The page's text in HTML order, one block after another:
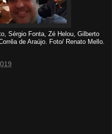
Sérgio Fonta, Zé Helou, Gilberto
de Araújo. Foto/ Renato Mello.